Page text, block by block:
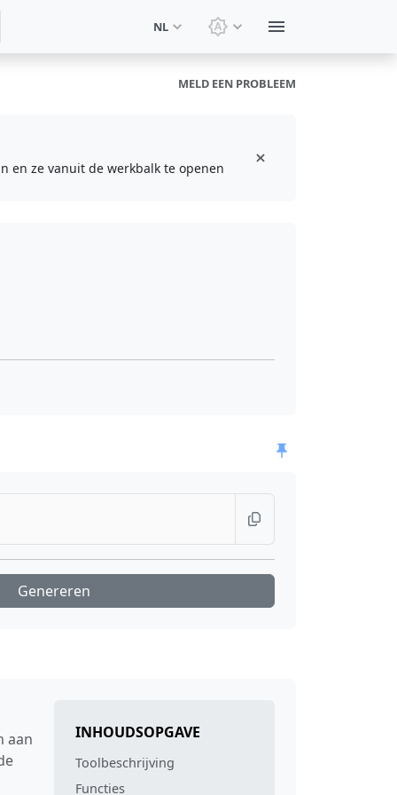
NL Thema wisselen:
MELD EEN PROBLEEM
en ze vanuit de werkbalk te openen
Genereren
aan
INHOUDSOPGAVE
Toolbeschrijving
Functies